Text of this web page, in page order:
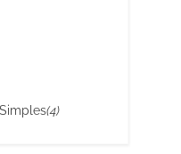
(4)